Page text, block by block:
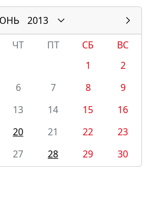
2013
ЧТ ПТ СБ
ВС
1
2
6 7 8
9
13 14 15
16
20 21 22
23
27 28 29 30